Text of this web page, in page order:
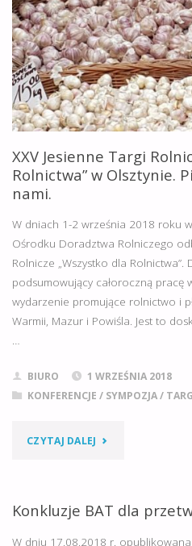
XXV Jesienne Targi
Rolnictwa” w Olsztynie.
nami.
W dniach 1-2 września 2018 roku
Ośrodku Doradztwa Rolniczego
Rolnicze „Wszystko dla Rolnictwa”.
podsumowujący całoroczną pracę
wydarzenie promujące rolnictwo i
Warmii, Mazur i Powiśla. Jest to
…
BIURO
1 WRZEŚNIA 2018
KONFERENCJE / SYMPOZJA/
CZYTAJ DALEJ "XXV
TARGI
ROLNICZE
Konkluzje BAT dla
W dniu 17.08.2018 r.